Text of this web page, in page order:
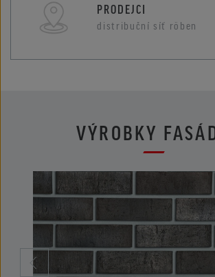
PRODEJCI
distribuční síť röben
VÝROBKY